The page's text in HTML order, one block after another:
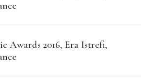
Awards 2016, Era Istrefi,